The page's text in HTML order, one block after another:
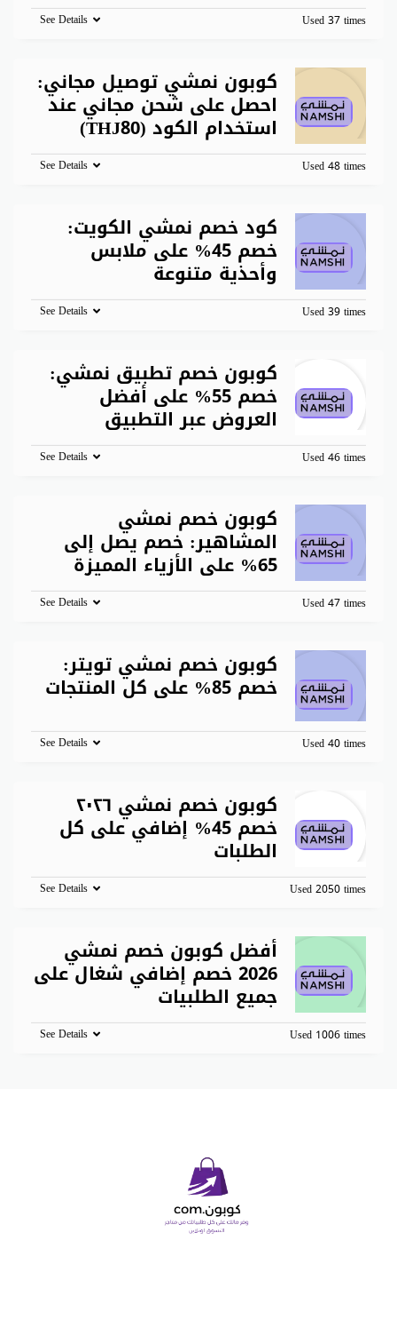
Used 37 times
See Details
كوبون نمشي توصيل مجاني:
احصل على شحن مجاني عند
استخدام الكود (THJ80)
Used 48 times
See Details
كود خصم نمشي الكويت:
خصم 45% على ملابس
وأحذية متنوعة
Used 39 times
See Details
كوبون خصم تطبيق نمشي:
خصم 55% على أفضل
العروض عبر التطبيق
Used 46 times
See Details
كوبون خصم نمشي
المشاهير: خصم يصل إلى
65% على الأزياء المميزة
Used 47 times
See Details
كوبون خصم نمشي تويتر:
خصم 85% على كل المنتجات
Used 40 times
See Details
كوبون خصم نمشي ٢٠٢٦
خصم 45% إضافي على كل
الطلبات
Used 2050 times
See Details
أفضل كوبون خصم نمشي
2026 خصم إضافي شغال على
جميع الطلبيات
Used 1006 times
See Details